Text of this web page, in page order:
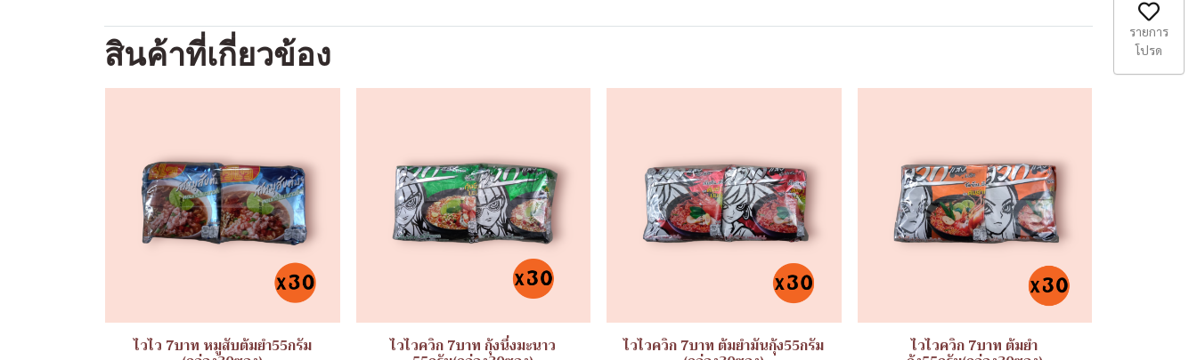
สินค้าที่เกี่ยวข้อง
ไวไว 7บาท หมูสับต้มยำ55กรัม ไวไวควิก 7บาท กุ้งนึ่งมะนาว ไวไวควิก 7บาท ต้มยำมันกุ้ง55กรัม ไวไวควิก 7บาท ต้มยำ
รายการ
โปรด